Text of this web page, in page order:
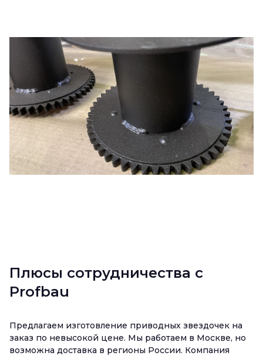
Плюсы сотрудничества с
Profbau
Предлагаем изготовление приводных звездочек на
заказ по невысокой цене. Мы работаем в Москве, но
возможна доставка в регионы России. Компания